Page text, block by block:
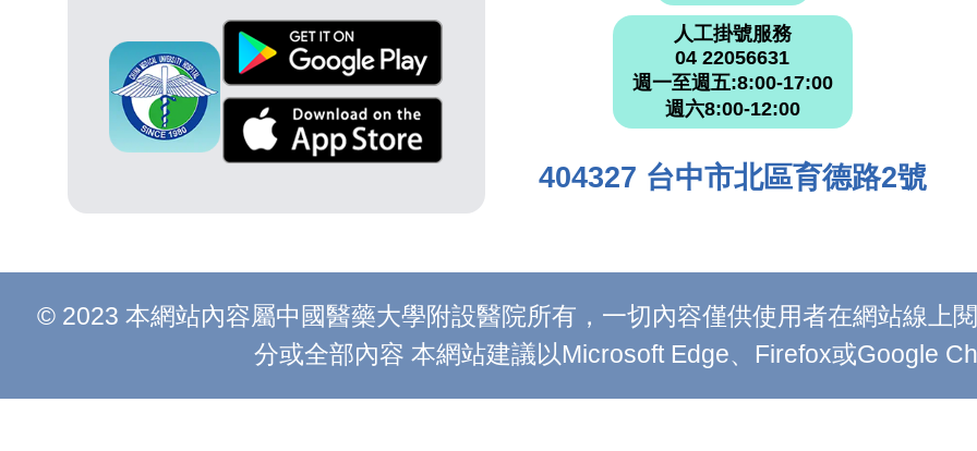
人工掛號服務
04 22056631
週一至週五:8:00-17:00
週六8:00-12:00
404327 台中市北區育德路2號
© 2023 本網站內容屬中國醫藥大學附設醫院所有，一切內容僅供使用者在網站線上
分或全部內容 本網站建議以Microsoft Edge、Firefox或Google